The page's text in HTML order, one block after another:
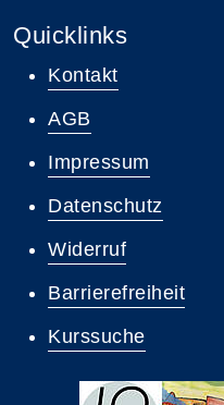
Quicklinks
Kontakt
AGB
Impressum
Datenschutz
Widerruf
Barrierefreiheit
Kurssuche